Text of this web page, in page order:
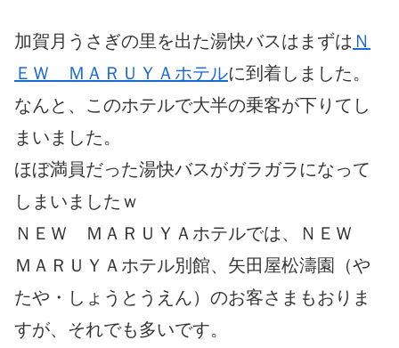
加賀月うさぎの里を出た湯快バスはまずは Ｎ
ＥＷ ＭＡＲＵＹＡホテルに到着しました。
なんと、このホテルで大半の乗客が下りてし
まいました。
ほぼ満員だった湯快バスがガラガラになって
しまいましたｗ
ＮＥＷ ＭＡＲＵＹＡホテルでは、ＮＥＷ
ＭＡＲＵＹＡホテル別館、矢田屋松濤園（や
たや・しょうとうえん）のお客さまもおりま
すが、それでも多いです。